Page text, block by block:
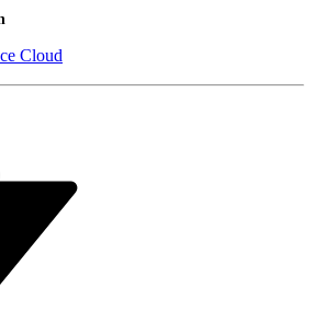
resultaten
Cloud